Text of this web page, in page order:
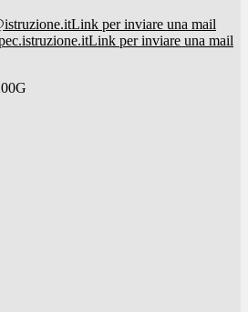
Link per inviare una mail
Link per inviare una mail